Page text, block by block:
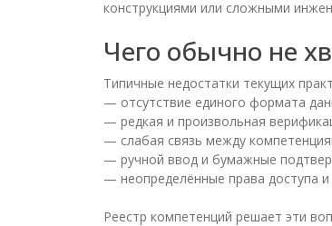
конструкциями или сложными
Чего обычно не
Типичные недостатки текущих
— отсутствие единого формата
— редкая и произвольная
— слабая связь между
— ручной ввод и бумажные
— неопределённые права доступа
Реестр компетенций решает эти